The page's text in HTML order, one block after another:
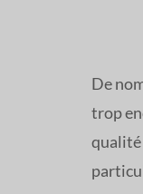
De
trop
qualité